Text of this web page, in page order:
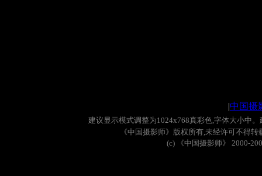
|中国摄
建议显示模式调整为1024x768真彩色,字体大小中。
《中国摄影师》版权所有,未经许可不得转
(c)
《中国摄影师》 2000-200